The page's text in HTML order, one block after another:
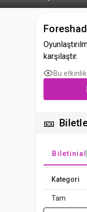
karşılaştır.
Bu
🎫
Biletinial
Kategori
Tam